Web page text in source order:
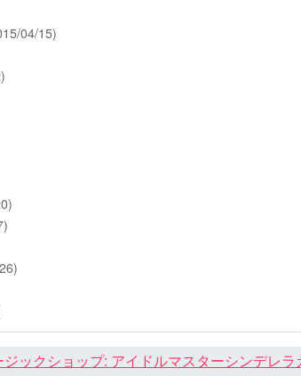
04/15)
ックショップ: アイドルマスターシンデレ